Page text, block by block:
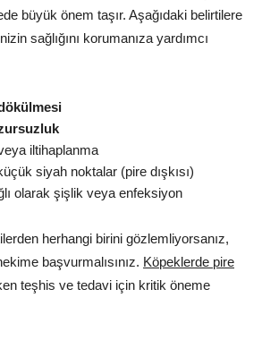
büyük önem taşır. Aşağıdaki belirtilere
sağlığını korumanıza yardımcı
iltihaplanma
siyah noktalar (pire dışkısı)
olarak şişlik veya enfeksiyon
herhangi birini gözlemliyorsanız,
başvurmalısınız. Köpeklerde pire
teşhis ve tedavi için kritik öneme